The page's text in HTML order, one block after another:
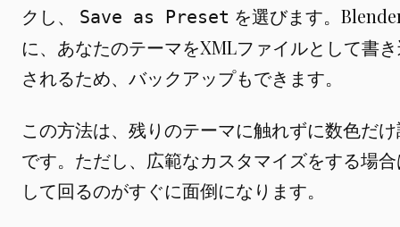
クし、
Save as Preset を選びます。
に、あなたのテーマをXMLファイルとして書
されるため、バックアップもできます。
この方法は、残りのテーマに触れずに数色だ
です。ただし、広範なカスタマイズをする場
して回るのがすぐに面倒になります。